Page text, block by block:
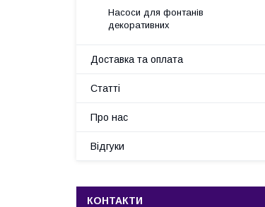
Насоси для фонтанів
декоративних
Доставка та оплата
Статті
Про нас
Відгуки
КОНТАКТИ